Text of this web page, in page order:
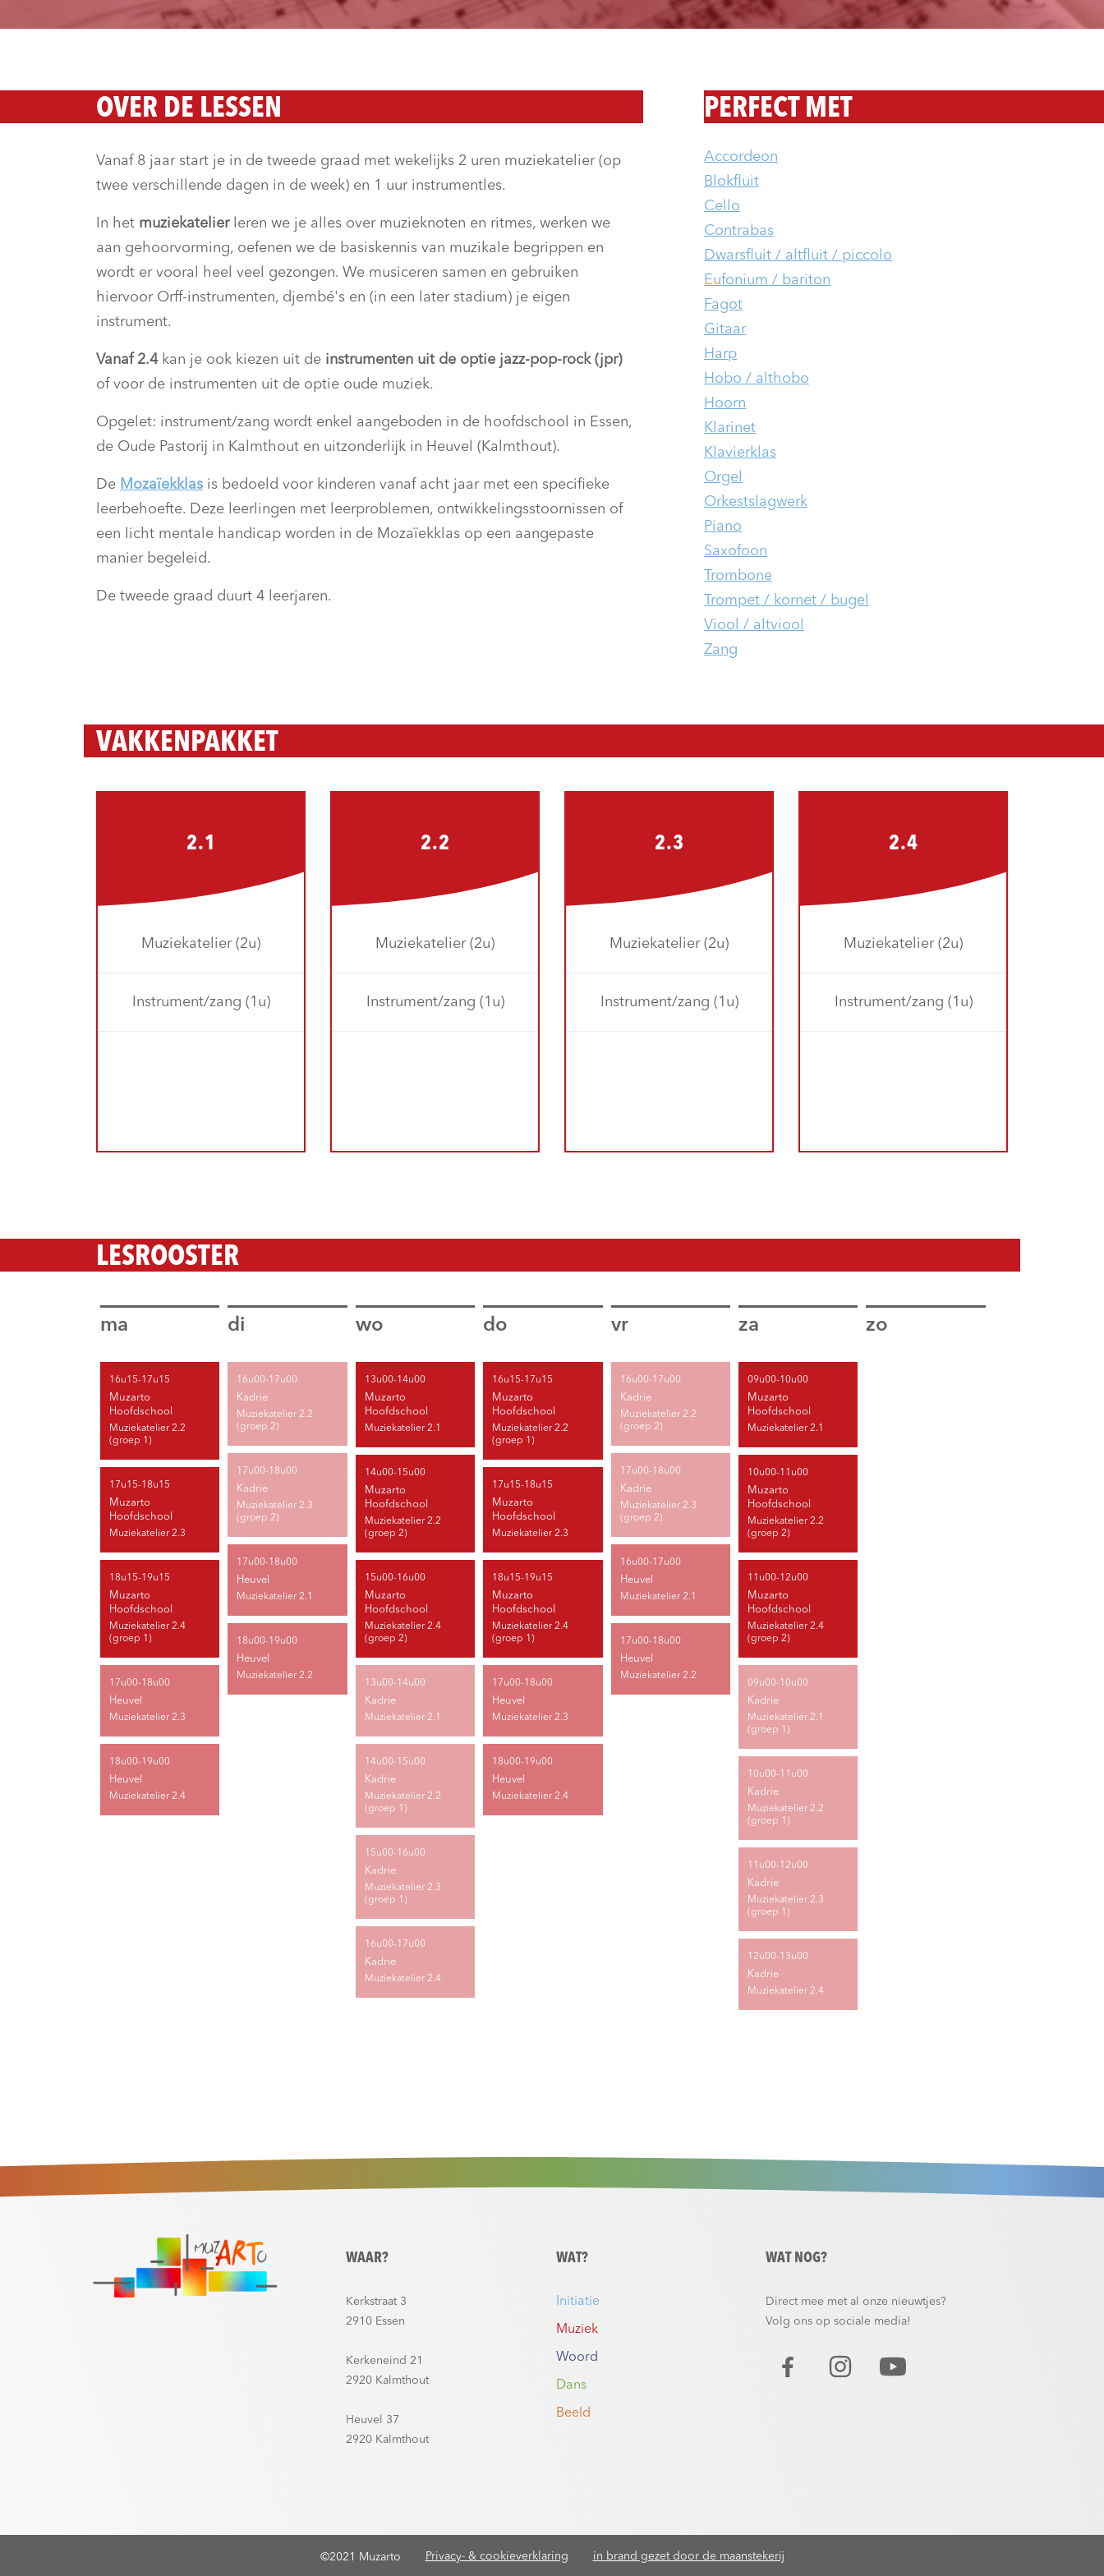
OVER DE LESSEN
Vanaf 8 jaar start je in de tweede graad met wekelijks 2 uren muziekatelier (op
twee verschillende dagen in de week) en 1 uur instrumentles.
In het muziekatelierleren we je alles over muzieknoten en ritmes, werken we
aan gehoorvorming, oefenen we de basiskennis van muzikale begrippen en
wordt er vooral heel veel gezongen. We musiceren samen en gebruiken
hiervoor Orff-instrumenten, djembé's en (in een later stadium) je eigen
instrument.
Vanaf 2.4kan je ook kiezen uit de instrumenten uit de optie jazz-pop-rock (jpr)
of voor de instrumenten uit de optie oude muziek.
Opgelet: instrument/zang wordt enkel aangeboden in de hoofdschool in Essen,
de Oude Pastorij in Kalmthout en uitzonderlijk in Heuvel (Kalmthout).
De Mozaïekklas is bedoeld voor kinderen vanaf acht jaar met een specifieke
leerbehoefte. Deze leerlingen met leerproblemen, ontwikkelingsstoornissen of
een licht mentale handicap worden in de Mozaïekklas op een aangepaste
manier begeleid.
De tweede graad duurt 4 leerjaren.
PERFECT MET
Accordeon
Blokfluit
Cello
Contrabas
Dwarsfluit / altfluit / piccolo
Eufonium / bariton
Fagot
Gitaar
Harp
Hobo / althobo
Hoorn
Klarinet
Klavierklas
Orgel
Orkestslagwerk
Piano
Saxofoon
Trombone
Trompet / kornet / bugel
Viool / altviool
Zang
VAKKENPAKKET
2.1
Muziekatelier (2u)
Instrument/zang (1u)
2.2
Muziekatelier (2u)
Instrument/zang (1u)
2.3
Muziekatelier (2u)
Instrument/zang (1u)
2.4
Muziekatelier (2u)
Instrument/zang (1u)
LESROOSTER
ma
16u15-17u15
Muzarto
Hoofdschool
Muziekatelier 2.2
(groep 1)
17u15-18u15
Muzarto
Hoofdschool
Muziekatelier 2.3
18u15-19u15
Muzarto
Hoofdschool
Muziekatelier 2.4
(groep 1)
17u00-18u00
Heuvel
Muziekatelier 2.3
18u00-19u00
Heuvel
Muziekatelier 2.4
di
16u00-17u00
Kadrie
Muziekatelier 2.2
(groep 2)
17u00-18u00
Kadrie
Muziekatelier 2.3
(groep 2)
17u00-18u00
Heuvel
Muziekatelier 2.1
18u00-19u00
Heuvel
Muziekatelier 2.2
wo
13u00-14u00
Muzarto
Hoofdschool
Muziekatelier 2.1
14u00-15u00
Muzarto
Hoofdschool
Muziekatelier 2.2
(groep 2)
15u00-16u00
Muzarto
Hoofdschool
Muziekatelier 2.4
(groep 2)
13u00-14u00
Kadrie
Muziekatelier 2.1
14u00-15u00
Kadrie
Muziekatelier 2.2
(groep 1)
15u00-16u00
Kadrie
Muziekatelier 2.3
(groep 1)
16u00-17u00
Kadrie
Muziekatelier 2.4
do
16u15-17u15
Muzarto
Hoofdschool
Muziekatelier 2.2
(groep 1)
17u15-18u15
Muzarto
Hoofdschool
Muziekatelier 2.3
18u15-19u15
Muzarto
Hoofdschool
Muziekatelier 2.4
(groep 1)
17u00-18u00
Heuvel
Muziekatelier 2.3
18u00-19u00
Heuvel
Muziekatelier 2.4
vr
16u00-17u00
Kadrie
Muziekatelier 2.2
(groep 2)
17u00-18u00
Kadrie
Muziekatelier 2.3
(groep 2)
16u00-17u00
Heuvel
Muziekatelier 2.1
17u00-18u00
Heuvel
Muziekatelier 2.2
za
09u00-10u00
Muzarto
Hoofdschool
Muziekatelier 2.1
10u00-11u00
Muzarto
Hoofdschool
Muziekatelier 2.2
(groep 2)
11u00-12u00
Muzarto
Hoofdschool
Muziekatelier 2.4
(groep 2)
09u00-10u00
Kadrie
Muziekatelier 2.1
(groep 1)
10u00-11u00
Kadrie
Muziekatelier 2.2
(groep 1)
11u00-12u00
Kadrie
Muziekatelier 2.3
(groep 1)
12u00-13u00
Kadrie
Muziekatelier 2.4
zo
WAAR?
Kerkstraat 3
2910 Essen
Kerkeneind 21
2920 Kalmthout
Heuvel 37
2920 Kalmthout
WAT?
Initiatie
Muziek
Woord
Dans
Beeld
WAT NOG?
Direct mee met al onze nieuwtjes?
Volg ons op sociale media!
©2021 Muzarto Privacy- & cookieverklaring in brand gezet door de maanstekerij